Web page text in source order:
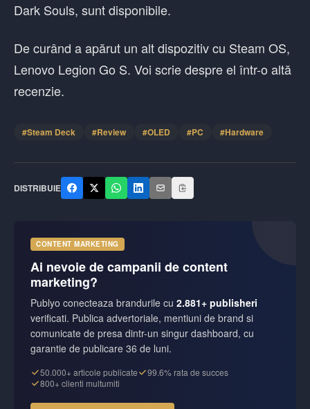
Dark Souls, sunt disponibile.
De curând a apărut un alt dispozitiv cu Steam OS,
Lenovo Legion Go S. Voi scrie despre el într-o altă
recenzie.
#Steam Deck #Review #OLED #PC #Hardware
DISTRIBUIE
CONTENT MARKETING
Ai nevoie de campanii de content
marketing?
Publyo conecteaza brandurile cu 2.881+ publisheri
verificati. Publica advertoriale, mentiuni de brand si
comunicate de presa dintr-un singur dashboard, cu
garantie de publicare 36 de luni.
50.000+ articole publicate
99.6% rata de succes
800+ clienti multumiti